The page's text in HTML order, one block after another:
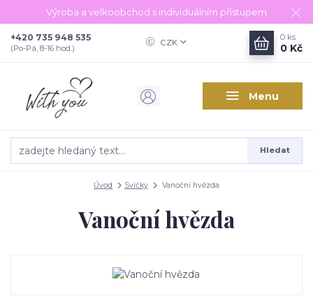
Výroba a velkoobchod s individuálním přístupem
Menu
CZK
Hledat
+420 735 948 535
(Po-Pá, 8-16 hod.)
0 ks
0 Kč
Úvod Svíčky Vanoční hvězda
Vanoční hvězda